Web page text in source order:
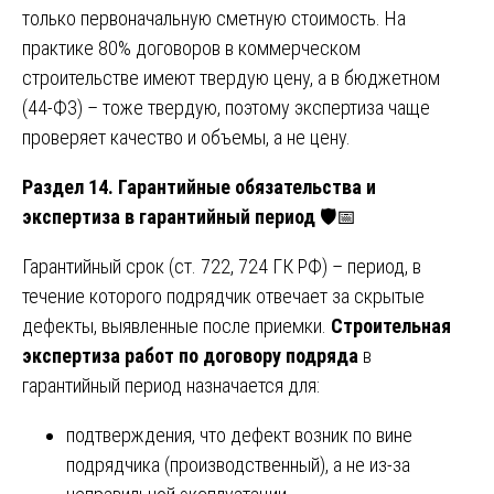
только первоначальную сметную стоимость. На
практике 80% договоров в коммерческом
строительстве имеют твердую цену, а в бюджетном
(44-ФЗ) – тоже твердую, поэтому экспертиза чаще
проверяет качество и объемы, а не цену.
Раздел 14. Гарантийные обязательства и
экспертиза в гарантийный период 🛡️📅
Гарантийный срок (ст. 722, 724 ГК РФ) – период, в
течение которого подрядчик отвечает за скрытые
дефекты, выявленные после приемки. Строительная
экспертиза работ по договору подряда в
гарантийный период назначается для:
подтверждения, что дефект возник по вине
подрядчика (производственный), а не из-за